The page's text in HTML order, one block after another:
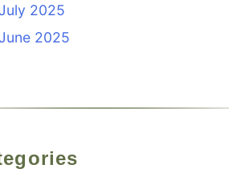
2025
2025